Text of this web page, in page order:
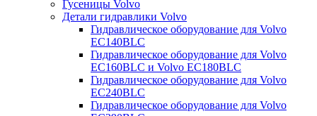
Гусеницы Volvo
Детали гидравлики Volvo
Гидравлическое оборудование для Volvo
EC140BLC
Гидравлическое оборудование для Volvo
EC160BLC и Volvo EC180BLC
Гидравлическое оборудование для Volvo
EC240BLC
Гидравлическое оборудование для Volvo